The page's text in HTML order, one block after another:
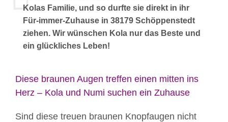
Kolas Familie, und so durfte sie direkt in ihr
Für-immer-Zuhause in 38179 Schöppenstedt
ziehen. Wir wünschen Kola nur das Beste und
ein glückliches Leben!
Diese braunen Augen treffen einen mitten ins
Herz – Kola und Numi suchen ein Zuhause
Sind diese treuen braunen Knopfaugen nicht